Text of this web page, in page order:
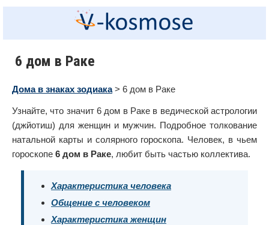
6 дом в Раке
Дома в знаках зодиака> 6 дом в Раке
Узнайте, что значит 6 дом в Раке в ведической астрологии
(джйотиш) для женщин и мужчин. Подробное толкование
натальной карты и солярного гороскопа. Человек, в чьем
гороскопе 6 дом в Раке, любит быть частью коллектива.
Характеристика человека
Общение с человеком
Характеристика женщин